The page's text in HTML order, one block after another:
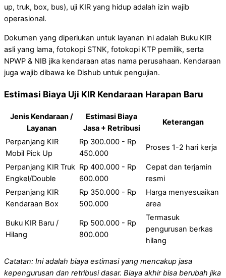
up, truk, box, bus), uji KIR yang hidup adalah izin wajib
operasional.
Dokumen yang diperlukan untuk layanan ini adalah Buku KIR
asli yang lama, fotokopi STNK, fotokopi KTP pemilik, serta
NPWP & NIB jika kendaraan atas nama perusahaan. Kendaraan
juga wajib dibawa ke Dishub untuk pengujian.
Estimasi Biaya Uji KIR Kendaraan Harapan Baru
Jenis Kendaraan /
Layanan
Estimasi Biaya
Jasa + Retribusi
Keterangan
Perpanjang KIR
Mobil Pick Up
Rp 300.000 - Rp
450.000
Proses 1-2 hari kerja
Perpanjang KIR Truk
Engkel/Double
Rp 400.000 - Rp
600.000
Cepat dan terjamin
resmi
Perpanjang KIR
Kendaraan Box
Rp 350.000 - Rp
500.000
Harga menyesuaikan
area
Buku KIR Baru /
Hilang
Rp 500.000 - Rp
800.000
Termasuk
pengurusan berkas
hilang
Catatan: Ini adalah biaya estimasi yang mencakup jasa
kepengurusan dan retribusi dasar. Biaya akhir bisa berubah jika